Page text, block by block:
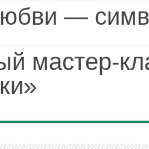
—
мастер-